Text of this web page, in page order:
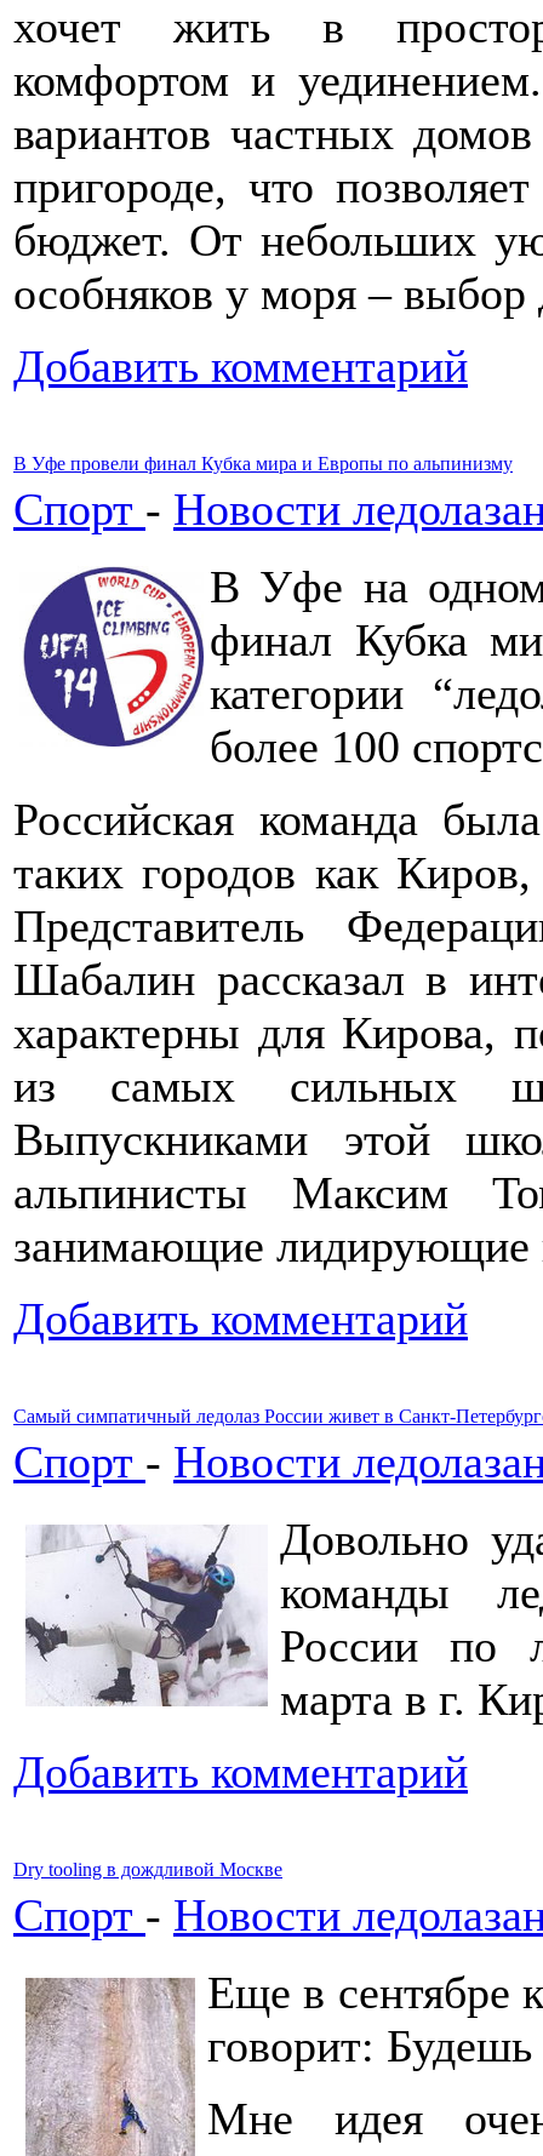
хочет жить в
комфортом и
вариантов частных
пригороде, что
бюджет. От небольших
особняков у моря – выбор
Добавить комментарий
В Уфе провели финал Кубка мира и Европы по альпинизму
Спорт - Новости
В Уфе на
финал Кубка
категории
более 100
Российская команда
таких городов как
Представитель
Шабалин рассказал в
характерны для Кирова,
из самых сильных
Выпускниками этой
альпинисты Максим
занимающие лидирующие
Добавить комментарий
Самый симпатичный ледолаз России живет в Санкт-
Спорт - Новости
Довольно
команды
России по
марта в г.
Добавить комментарий
Dry tooling в дождливой Москве
Спорт - Новости
Еще в сентябре
говорит:
Мне идея